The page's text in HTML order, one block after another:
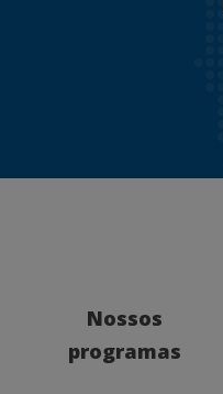
Nossos
programas